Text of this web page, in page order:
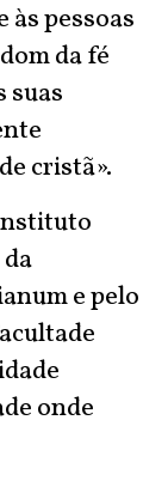
pessoas
da fé
suas
cristã».
e pelo
onde